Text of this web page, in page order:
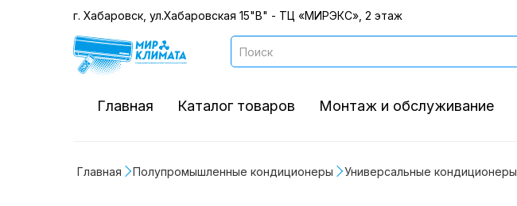
г. Хабаровск, ул.Хабаровская 15"В" - ТЦ «МИРЭКС», 2 этаж
Главная Каталог товаров Монтаж и обслуживание
Главная Полупромышленные кондиционеры Универсальные кондиционеры